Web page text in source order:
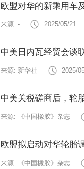
欧盟对华的新乘用车
来源: - 2025/05/21
中美日内瓦经贸会谈
来源: 新华社 2025/
中美关税磋商后，轮
来源: 《中国橡胶》杂志
欧盟拟启动对华轮胎
来源: 《中国橡胶》杂志